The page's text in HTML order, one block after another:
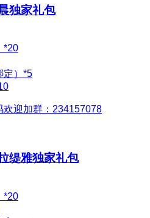
独家礼包
*20
定）*5
欢迎加群：234157078
缇雅独家礼包
*20